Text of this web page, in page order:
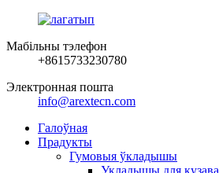
Мабільны тэлефон
+8615733230780
Электронная пошта
info@arextecn.com
Галоўная
Прадукты
Гумовыя ўкладышы
Укладышы для